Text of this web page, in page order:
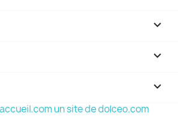


keyboard_arrow_down
un site de dolceo.com